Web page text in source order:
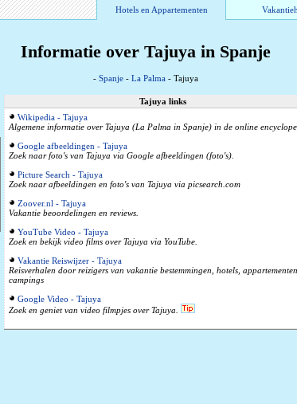
Hotels en Appartementen
Informatie over Tajuya in Spanje
- Spanje - La Palma - Tajuya
Tajuya links
Wikipedia - Tajuya
Algemene informatie over Tajuya (La Palma in Spanje) in de online
Google afbeeldingen - Tajuya
Zoek naar foto's van Tajuya via Google afbeeldingen (foto's).
Picture Search - Tajuya
Zoek naar afbeeldingen en foto's van Tajuya via picsearch.com
Zoover.nl - Tajuya
Vakantie beoordelingen en reviews.
YouTube Video - Tajuya
Zoek en bekijk video films over Tajuya via YouTube.
Vakantie Reiswijzer - Tajuya
Reisverhalen door reizigers van vakantie bestemmingen, hotels,
campings
Google Video - Tajuya
Zoek en geniet van video filmpjes over Tajuya.